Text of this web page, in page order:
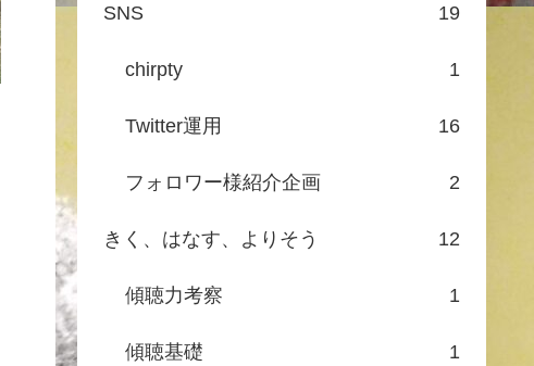
SNS 19
chirpty 1
Twitter運用 16
フォロワー様紹介企画 2
きく、はなす、よりそう 12
傾聴力考察 1
傾聴基礎 1